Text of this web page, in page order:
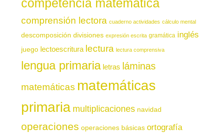
competencia matemática
comprensión lectora cuaderno actividades cálculo mental
descomposición divisiones expresión escrita gramática inglés
juego lectoescritura lectura lectura comprensiva
lengua primaria letras láminas
matemáticas matemáticas
primaria multiplicaciones navidad
operaciones operaciones básicas ortografía